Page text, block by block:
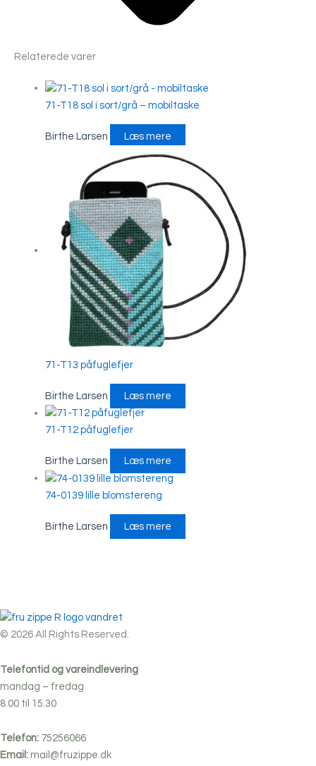
Relaterede varer
71-T18 sol i sort/grå – mobiltaske
Birthe Larsen Læs mere
71-T13 påfuglefjer
Birthe Larsen Læs mere
71-T12 påfuglefjer
Birthe Larsen Læs mere
74-0139 lille blomstereng
Birthe Larsen Læs mere
© 2026 All Rights Reserved.
Telefontid og vareindlevering
mandag – fredag
8.00 til 15.30
Telefon: 75256066
Email: mail@fruzippe.dk